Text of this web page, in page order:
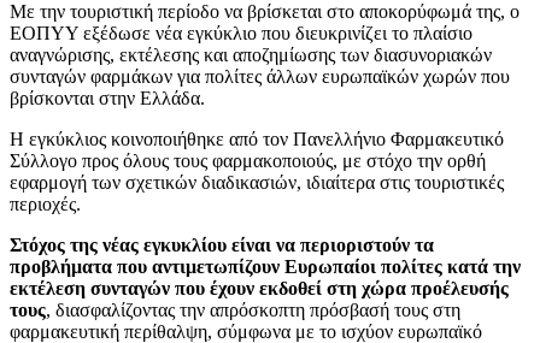
Με την τουριστική περίοδο να βρίσκεται στο αποκορύφωμά της, ο
ΕΟΠΥΥ εξέδωσε νέα εγκύκλιο που διευκρινίζει το πλαίσιο
αναγνώρισης, εκτέλεσης και αποζημίωσης των διασυνοριακών
συνταγών φαρμάκων για πολίτες άλλων ευρωπαϊκών χωρών που
βρίσκονται στην Ελλάδα.
Η εγκύκλιος κοινοποιήθηκε από τον Πανελλήνιο Φαρμακευτικό
Σύλλογο προς όλους τους φαρμακοποιούς, με στόχο την ορθή
εφαρμογή των σχετικών διαδικασιών, ιδιαίτερα στις τουριστικές
περιοχές.
Στόχος της νέας εγκυκλίου είναι να περιοριστούν τα
προβλήματα που αντιμετωπίζουν Ευρωπαίοι πολίτες κατά την
εκτέλεση συνταγών που έχουν εκδοθεί στη χώρα προέλευσής
τους, διασφαλίζοντας την απρόσκοπτη πρόσβασή τους στη
φαρμακευτική περίθαλψη, σύμφωνα με το ισχύον ευρωπαϊκό